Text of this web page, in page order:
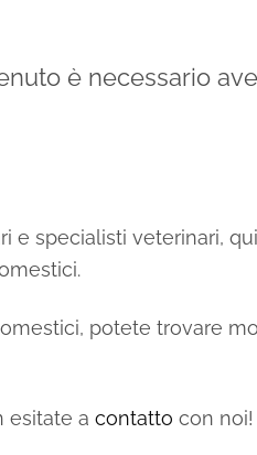
è necessario
e specialisti veterinari,
potete trovare
esitate a contatto con noi!